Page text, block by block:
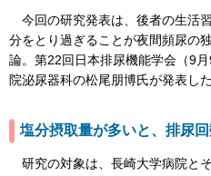
今回の研究発表は、後者の生活
分をとり過ぎることが夜間頻尿の
論。第22回日本排尿機能学会（9
院泌尿器科の松尾朋博氏が発表した
塩分摂取量が多いと、排尿
研究の対象は、長崎大学病院と